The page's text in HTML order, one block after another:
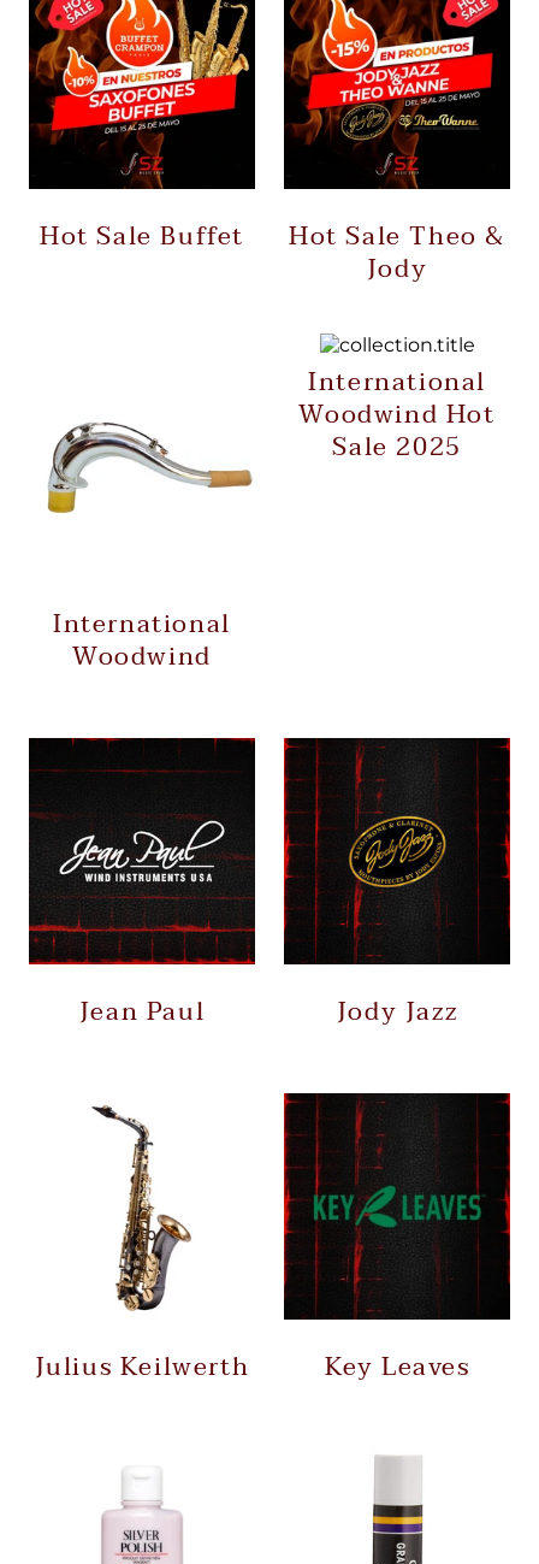
Hot Sale Buffet Hot Sale Theo &
Jody
International
Woodwind
International
Woodwind Hot
Sale 2025
Jean Paul Jody Jazz
Julius Keilwerth Key Leaves